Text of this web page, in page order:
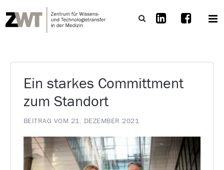
Ein starkes Committment
zum Standort
BEITRAG VOM 21. DEZEMBER 2021